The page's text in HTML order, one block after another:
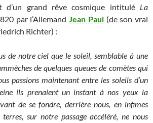
d’un grand rêve cosmique intitulé La
par l’AllemandJean Paul(de son vrai
Richter) :
de notre ciel que le soleil, semblable à une
de quelques queues de comètes qui
passions maintenant entre les soleils d’un
ils prenaient un instant à nos yeux la
de se fondre, derrière nous, en infimes
sur notre passage accéléré, ne nous